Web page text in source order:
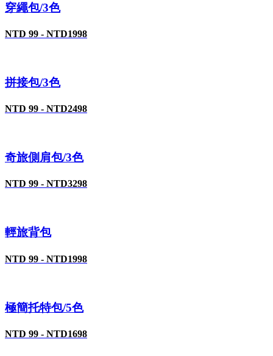
穿繩包/3色
NTD 99 - NTD1998
拼接包/3色
NTD 99 - NTD2498
奇旅側肩包/3色
NTD 99 - NTD3298
輕旅背包
NTD 99 - NTD1998
極簡托特包/5色
NTD 99 - NTD1698